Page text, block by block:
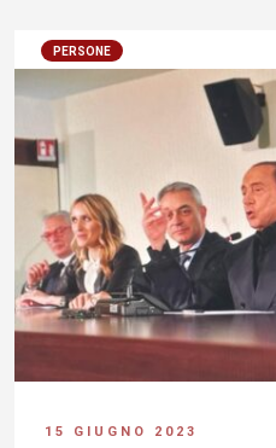
PERSONE
15 GIUGNO 2023